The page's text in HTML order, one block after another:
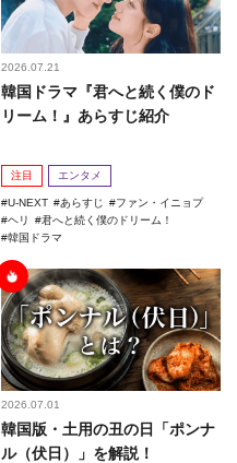
2026.07.21
韓国ドラマ『君へと続く僕のド
リーム！』あらすじ紹介
注目 エンタメ
U-NEXT あらすじ
ファン・イニョプ
ヘリ
君へと続く僕のドリーム！
韓国ドラマ
2026.07.01
韓国版・土用の丑の日「ポンナ
ル（伏日）」を解説！